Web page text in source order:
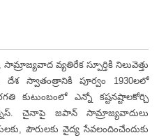
వ్యతిరేక స్పూర్తికి నిలువెత్తు
స్వాతంత్రానికి పూర్వం 1930లలో
ఎన్నో కష్టనష్టాలకోర్చి
చైనాపై జపాన్ సామ్రాజ్యవాదులు
పౌరులకు వైద్య సేవలందించేందుకు